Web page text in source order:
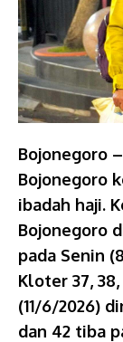
Bojonegoro
Bojonegoro
ibadah haji.
Bojonegoro
pada Senin
Kloter 37,
(11/6/2026)
dan 42 tiba